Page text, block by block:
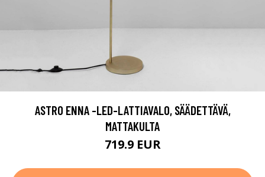
ASTRO ENNA -LED-LATTIAVALO, SÄÄDETTÄVÄ,
MATTAKULTA
719.9 EUR